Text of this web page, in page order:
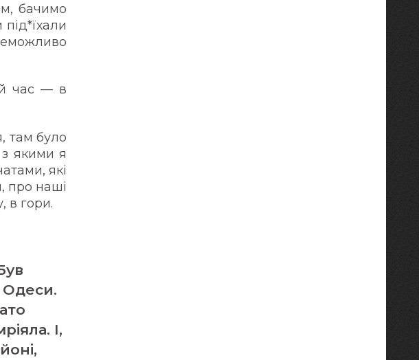
бачимо
час — в
там було
з якими я
які
про наші
в гори.
Одеси.
І,